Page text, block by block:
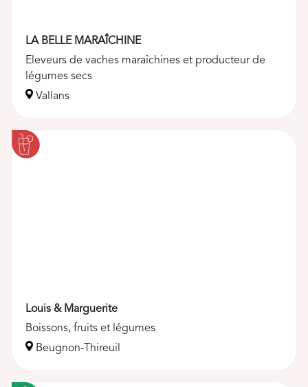
LA BELLE MARAÎCHINE
Eleveurs de vaches maraîchines et producteur de
légumes secs
Vallans
Louis & Marguerite
Boissons, fruits et légumes
Beugnon-Thireuil